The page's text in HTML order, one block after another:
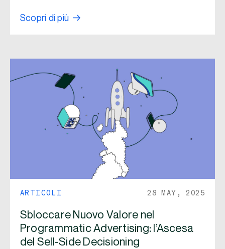
Scopri di più
ARTICOLI 28 MAY, 2025
Sbloccare Nuovo Valore nel
Programmatic Advertising: l’Ascesa
del Sell-Side Decisioning